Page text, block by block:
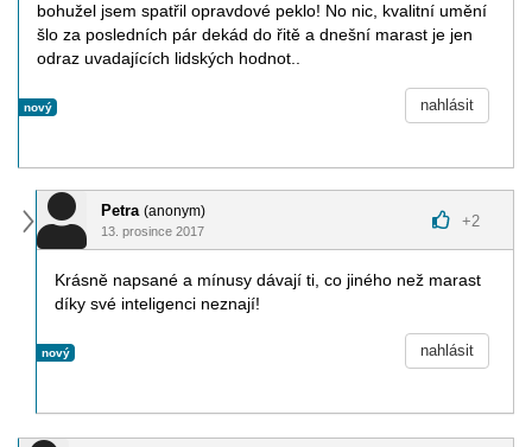
bohužel jsem spatřil opravdové peklo! No nic, kvalitní umění
šlo za posledních pár dekád do řitě a dnešní marast je jen
odraz uvadajících lidských hodnot..
nový nahlásit
Petra (anonym)
13. prosince 2017
+2
Krásně napsané a mínusy dávají ti, co jiného než marast
díky své inteligenci neznají!
nový nahlásit